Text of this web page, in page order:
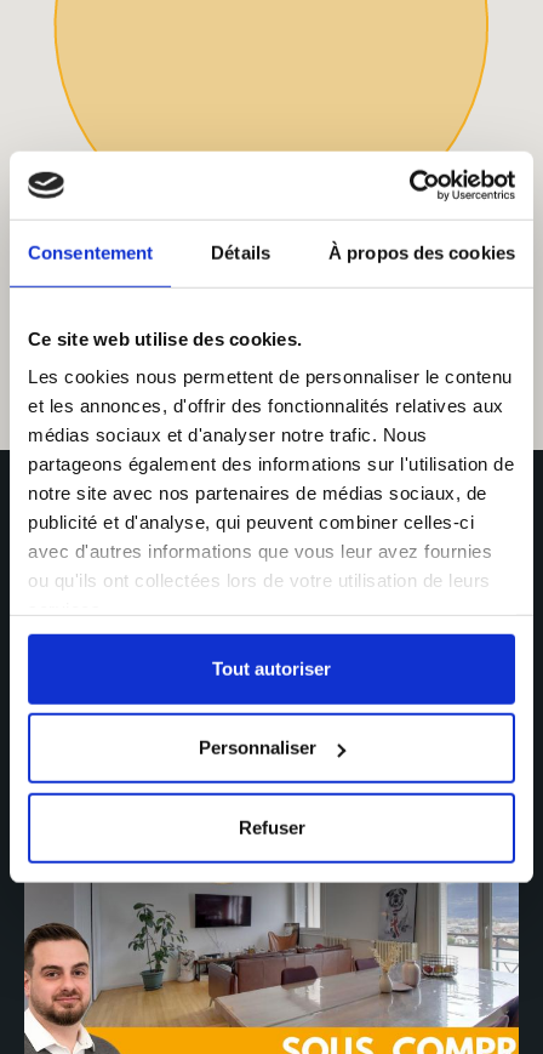
Consentement Détails À propos des cookies
Ce site web utilise des cookies.
Les cookies nous permettent de personnaliser le contenu
et les annonces, d'offrir des fonctionnalités relatives aux
médias sociaux et d'analyser notre trafic. Nous
partageons également des informations sur l'utilisation de
notre site avec nos partenaires de médias sociaux, de
publicité et d'analyse, qui peuvent combiner celles-ci
avec d'autres informations que vous leur avez fournies
ou qu'ils ont collectées lors de votre utilisation de leurs
Tout autoriser
Personnaliser
Refuser
Cesbienspourraient aussi
vous plaire